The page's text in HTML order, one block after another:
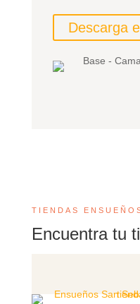
Descarga
TIENDAS
Encuentra tu